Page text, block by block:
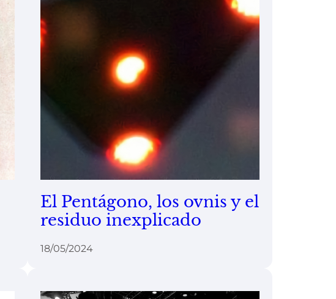
El Pentágono, los ovnis y el
residuo inexplicado
18/05/2024